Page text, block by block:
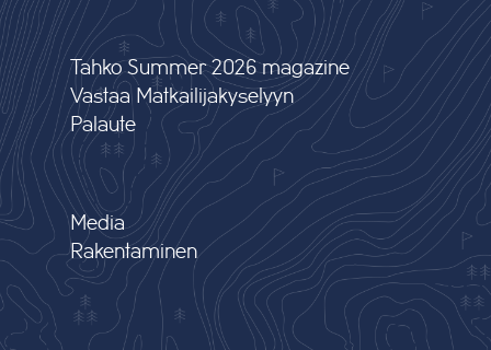
Tahko Summer 2026 magazine
Vastaa Matkailijakyselyyn
Palaute
Media
Rakentaminen